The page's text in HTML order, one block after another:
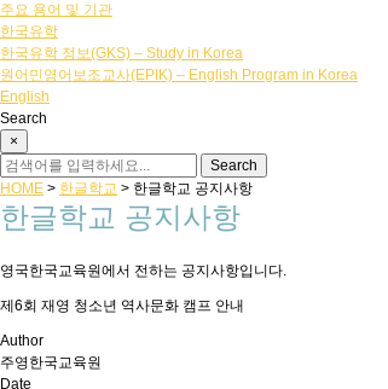
주요 용어 및 기관
한국유학
한국유학 정보(GKS) – Study in Korea
원어민영어보조교사(EPIK) – English Program in Korea
English
Search
×
HOME > 한글학교 > 한글학교 공지사항
한글학교 공지사항
영국한국교육원에서 전하는 공지사항입니다.
제6회 재영 청소년 역사문화 캠프 안내
Author
주영한국교육원
Date